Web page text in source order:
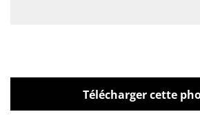
Télécharger cette